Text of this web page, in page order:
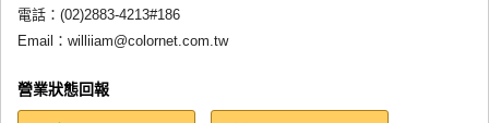
電話： (02)2883-4213#186
Email： williiam@colornet.com.tw
營業狀態回報